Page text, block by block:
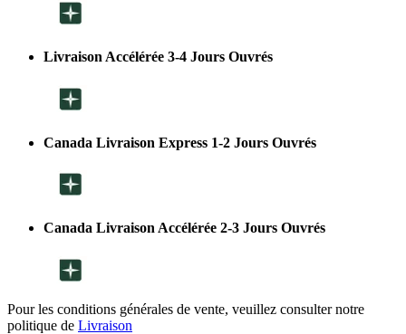
Livraison Accélérée 3-4 Jours Ouvrés
Canada Livraison Express 1-2 Jours Ouvrés
Canada Livraison Accélérée 2-3 Jours Ouvrés
Pour les conditions générales de vente, veuillez consulter notre
politique de Livraison